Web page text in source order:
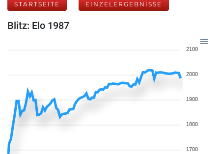
STARTSEITE EINZELERGEBNISSE
Blitz: Elo 1987
2100
2000
1900
1800
1700